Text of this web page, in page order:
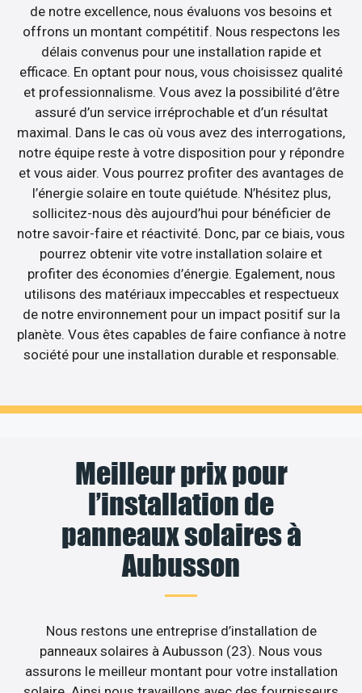
de notre excellence, nous évaluons vos besoins et
offrons un montant compétitif. Nous respectons les
délais convenus pour une installation rapide et
efficace. En optant pour nous, vous choisissez qualité
et professionnalisme. Vous avez la possibilité d’être
assuré d’un service irréprochable et d’un résultat
maximal. Dans le cas où vous avez des interrogations,
notre équipe reste à votre disposition pour y répondre
et vous aider. Vous pourrez profiter des avantages de
l’énergie solaire en toute quiétude. N’hésitez plus,
sollicitez-nous dès aujourd’hui pour bénéficier de
notre savoir-faire et réactivité. Donc, par ce biais, vous
pourrez obtenir vite votre installation solaire et
profiter des économies d’énergie. Egalement, nous
utilisons des matériaux impeccables et respectueux
de notre environnement pour un impact positif sur la
planète. Vous êtes capables de faire confiance à notre
société pour une installation durable et responsable.
Meilleur prix pour
l’installation de
panneaux solaires à
Aubusson
Nous restons une entreprise d’installation de
panneaux solaires à Aubusson (23). Nous vous
assurons le meilleur montant pour votre installation